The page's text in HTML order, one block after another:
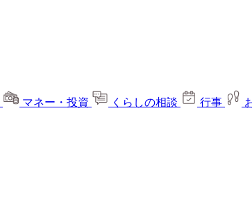
マネー・投資 くらしの相談 行事